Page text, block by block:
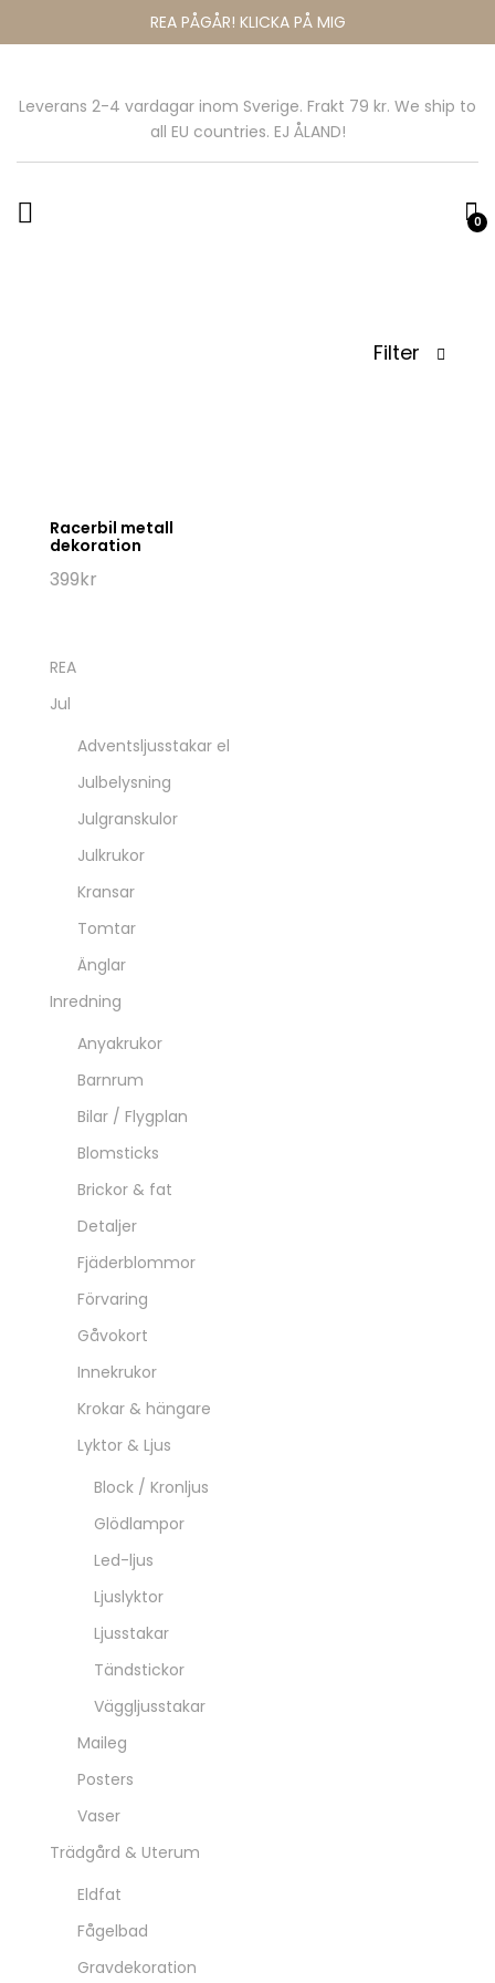
REA PÅGÅR! KLICKA PÅ MIG
Leverans 2-4 vardagar inom Sverige. Frakt 79 kr. We ship to
all EU countries. EJ ÅLAND!
0
Filter
Racerbil metall
dekoration
399kr
REA
Jul
Adventsljusstakar el
Julbelysning
Julgranskulor
Julkrukor
Kransar
Tomtar
Änglar
Inredning
Anyakrukor
Barnrum
Bilar / Flygplan
Blomsticks
Brickor & fat
Detaljer
Fjäderblommor
Förvaring
Gåvokort
Innekrukor
Krokar & hängare
Lyktor & Ljus
Block / Kronljus
Glödlampor
Led-ljus
Ljuslyktor
Ljusstakar
Tändstickor
Väggljusstakar
Maileg
Posters
Vaser
Trädgård & Uterum
Eldfat
Fågelbad
Gravdekoration